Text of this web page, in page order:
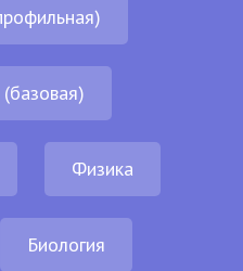
Физика
Биология